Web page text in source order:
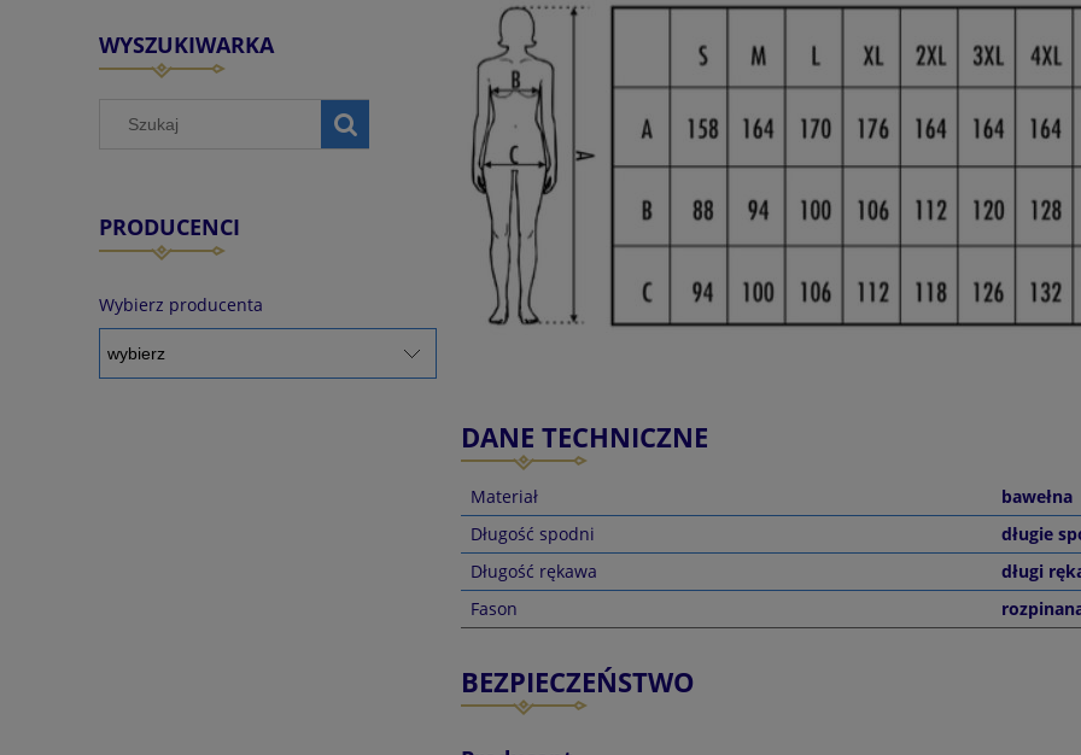
WYSZUKIWARKA
PRODUCENCI
Wybierz producenta
DANE TECHNICZNE
Materiał
bawełna
Długość spodni
długie
Długość rękawa
długi
Fason
BEZPIECZEŃSTWO